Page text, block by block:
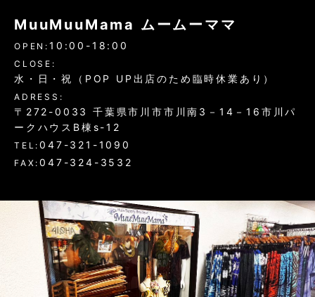
MuuMuuMama ムームーママ
OPEN: 10:00-18:00
CLOSE:
水・日・祝（POP UP出店のため臨時休業あり）
ADRESS:
〒272-0033 千葉県市川市市川南3－14－16市川パ
ークハウスB棟s-12
TEL:047-321-1090
FAX:047-324-3532